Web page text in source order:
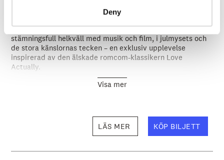
Deny
Love Actually
När decembermörkret sänker sig bjuder vi in till en
stämningsfull helkväll med musik och film, i julmysets och
de stora känslornas tecken – en exklusiv upplevelse
inspirerad av den älskade romcom-klassikern Love
Actually.
Visa mer
KÖP BILJETT
LÄS MER